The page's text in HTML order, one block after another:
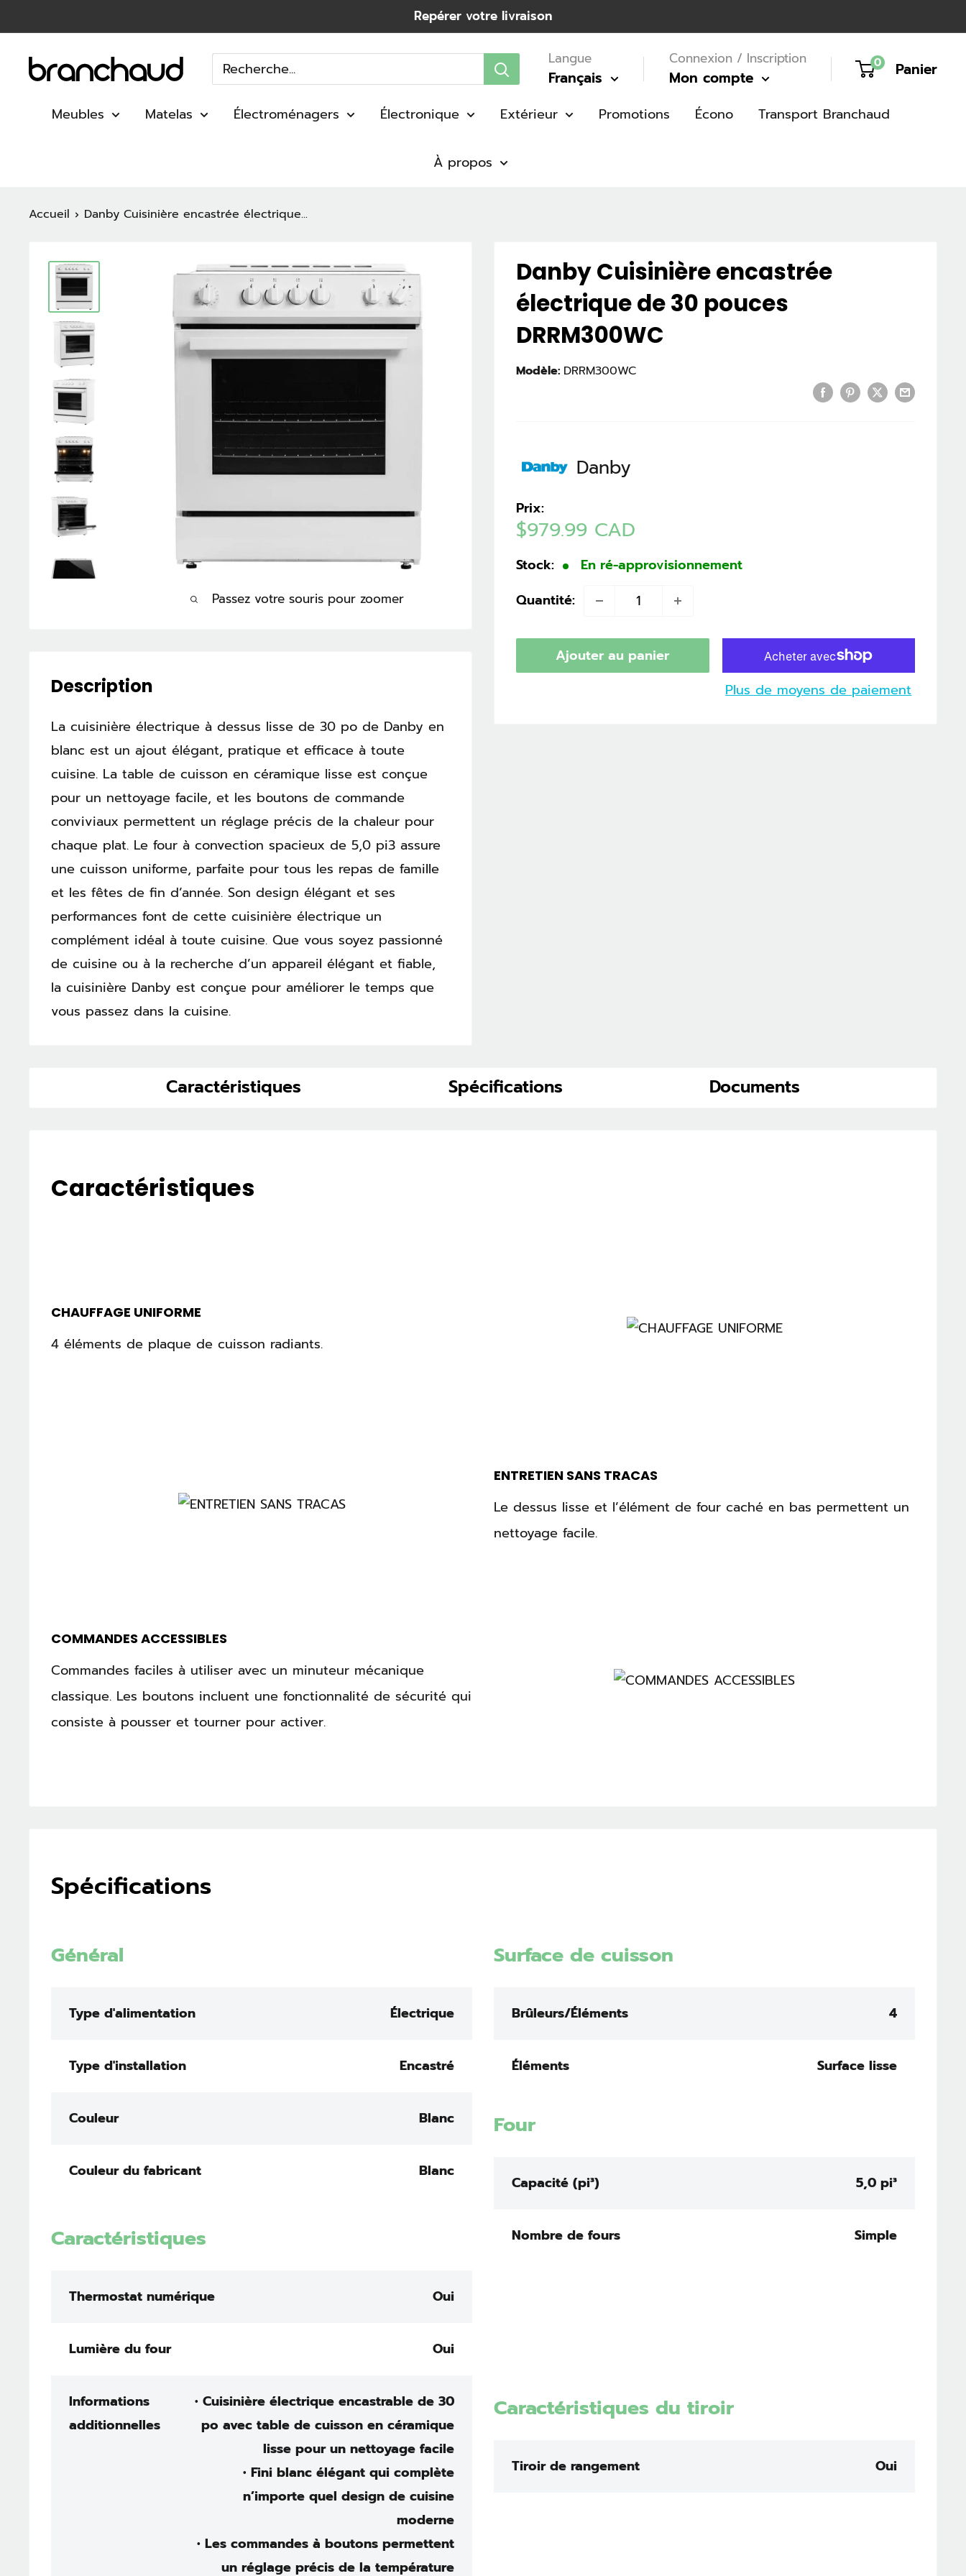
au
contenu
Repérer votre livraison
Branchaud Langue
Français
Connexion / Inscription
Mon compte
0 Panier
Meubles Matelas Électroménagers Électronique Extérieur Promotions Écono Transport Branchaud
À propos
Accueil Danby Cuisinière encastrée électrique...
Passez votre souris pour zoomer
Danby Cuisinière encastrée
électrique de 30 pouces
DRRM300WC
Modèle: DRRM300WC
Danby
Prix:
Prix
$979.99 CAD
Stock:
En ré-approvisionnement
Quantité:
Ajouter au panier
Plus de moyens de paiement
Description
La cuisinière électrique à dessus lisse de 30 po de Danby en
blanc est un ajout élégant, pratique et efficace à toute
cuisine. La table de cuisson en céramique lisse est conçue
pour un nettoyage facile, et les boutons de commande
conviviaux permettent un réglage précis de la chaleur pour
chaque plat. Le four à convection spacieux de 5,0 pi3 assure
une cuisson uniforme, parfaite pour tous les repas de famille
et les fêtes de fin d’année. Son design élégant et ses
performances font de cette cuisinière électrique un
complément idéal à toute cuisine. Que vous soyez passionné
de cuisine ou à la recherche d’un appareil élégant et fiable,
la cuisinière Danby est conçue pour améliorer le temps que
vous passez dans la cuisine.
Caractéristiques Spécifications Documents
Caractéristiques
CHAUFFAGE UNIFORME
4 éléments de plaque de cuisson radiants.
ENTRETIEN SANS TRACAS
Le dessus lisse et l’élément de four caché en bas permettent un
nettoyage facile.
COMMANDES ACCESSIBLES
Commandes faciles à utiliser avec un minuteur mécanique
classique. Les boutons incluent une fonctionnalité de sécurité qui
consiste à pousser et tourner pour activer.
Spécifications
Général
Type d'alimentation Électrique
Type d'installation Encastré
Couleur Blanc
Couleur du fabricant Blanc
Surface de cuisson
Brûleurs/Éléments 4
Éléments Surface lisse
Four
Capacité (pi³) 5,0 pi³
Nombre de fours Simple
Caractéristiques
Thermostat numérique Oui
Lumière du four Oui
Informations
additionnelles
• Cuisinière électrique encastrable de 30
po avec table de cuisson en céramique
lisse pour un nettoyage facile
• Fini blanc élégant qui complète
n’importe quel design de cuisine
moderne
• Les commandes à boutons permettent
un réglage précis de la température
Caractéristiques du tiroir
Tiroir de rangement Oui